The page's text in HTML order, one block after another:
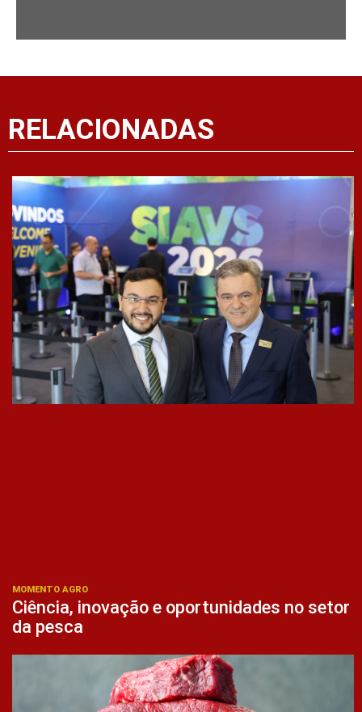
RELACIONADAS
MOMENTO AGRO
Ciência, inovação e oportunidades no setor
da pesca